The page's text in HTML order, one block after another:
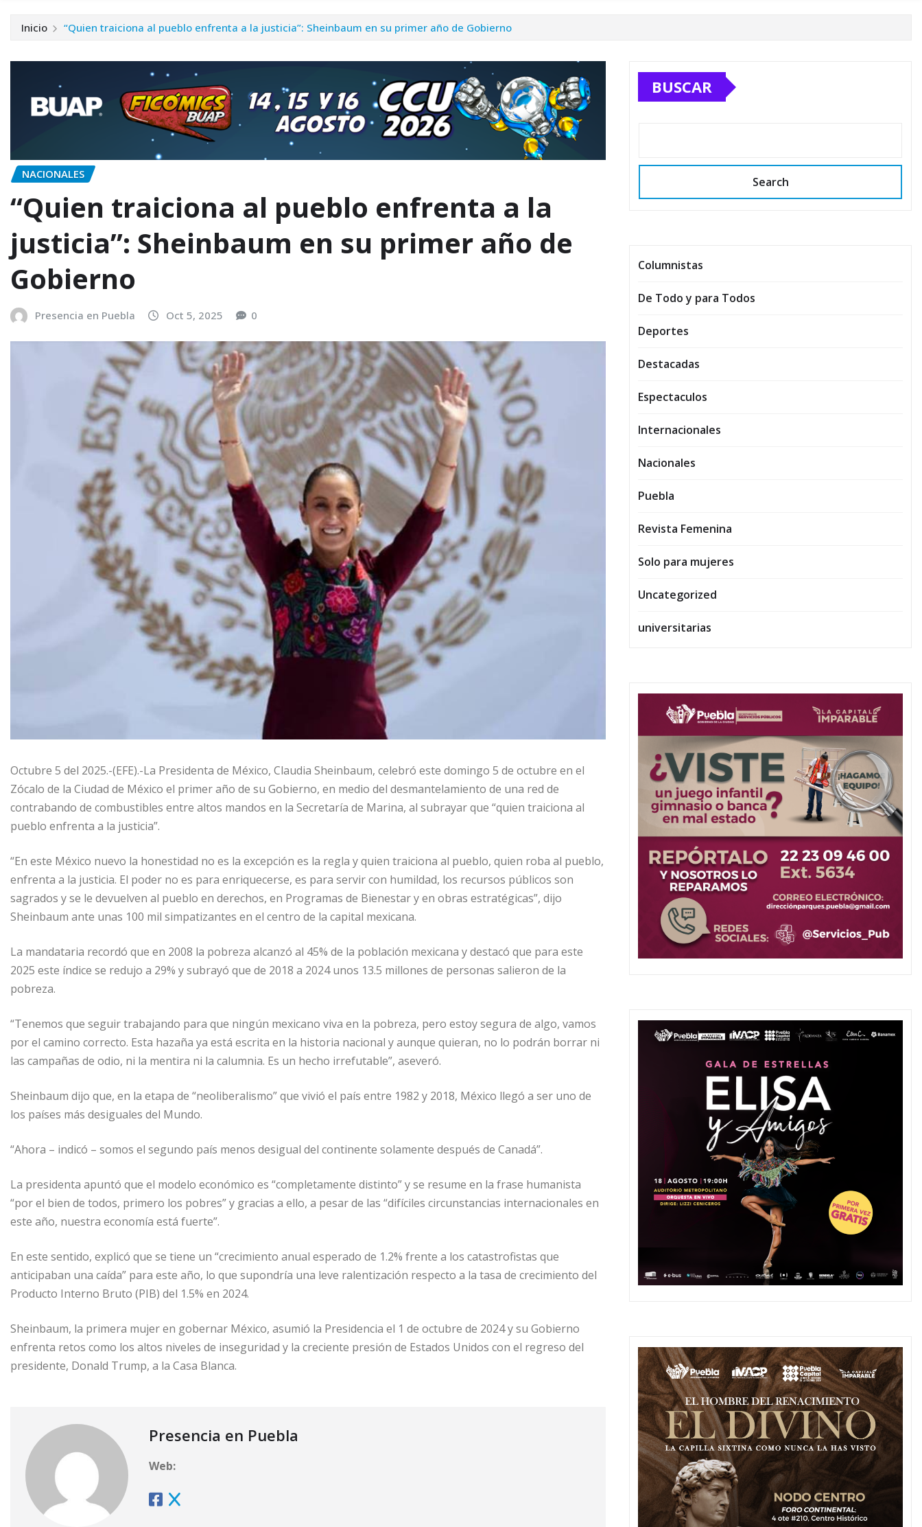
Inicio “Quien traiciona al pueblo enfrenta a la justicia”: Sheinbaum en su primer año de Gobierno
NACIONALES
“Quien traiciona al pueblo enfrenta a la
justicia”: Sheinbaum en su primer año de
Gobierno
Presencia en Puebla Oct 5, 2025 0
Octubre 5 del 2025.-(EFE).-La Presidenta de México, Claudia Sheinbaum, celebró este domingo 5 de octubre en el
Zócalo de la Ciudad de México el primer año de su Gobierno, en medio del desmantelamiento de una red de
contrabando de combustibles entre altos mandos en la Secretaría de Marina, al subrayar que “quien traiciona al
pueblo enfrenta a la justicia”.
“En este México nuevo la honestidad no es la excepción es la regla y quien traiciona al pueblo, quien roba al pueblo,
enfrenta a la justicia. El poder no es para enriquecerse, es para servir con humildad, los recursos públicos son
sagrados y se le devuelven al pueblo en derechos, en Programas de Bienestar y en obras estratégicas”, dijo
Sheinbaum ante unas 100 mil simpatizantes en el centro de la capital mexicana.
La mandataria recordó que en 2008 la pobreza alcanzó al 45% de la población mexicana y destacó que para este
2025 este índice se redujo a 29% y subrayó que de 2018 a 2024 unos 13.5 millones de personas salieron de la
pobreza.
“Tenemos que seguir trabajando para que ningún mexicano viva en la pobreza, pero estoy segura de algo, vamos
por el camino correcto. Esta hazaña ya está escrita en la historia nacional y aunque quieran, no lo podrán borrar ni
las campañas de odio, ni la mentira ni la calumnia. Es un hecho irrefutable”, aseveró.
Sheinbaum dijo que, en la etapa de “neoliberalismo” que vivió el país entre 1982 y 2018, México llegó a ser uno de
los países más desiguales del Mundo.
“Ahora – indicó – somos el segundo país menos desigual del continente solamente después de Canadá”.
La presidenta apuntó que el modelo económico es “completamente distinto” y se resume en la frase humanista
“por el bien de todos, primero los pobres” y gracias a ello, a pesar de las “difíciles circunstancias internacionales en
este año, nuestra economía está fuerte”.
En este sentido, explicó que se tiene un “crecimiento anual esperado de 1.2% frente a los catastrofistas que
anticipaban una caída” para este año, lo que supondría una leve ralentización respecto a la tasa de crecimiento del
Producto Interno Bruto (PIB) del 1.5% en 2024.
Sheinbaum, la primera mujer en gobernar México, asumió la Presidencia el 1 de octubre de 2024 y su Gobierno
enfrenta retos como los altos niveles de inseguridad y la creciente presión de Estados Unidos con el regreso del
presidente, Donald Trump, a la Casa Blanca.
Presencia en Puebla
Web:
BUSCAR
Search
Columnistas
De Todo y para Todos
Deportes
Destacadas
Espectaculos
Internacionales
Nacionales
Puebla
Revista Femenina
Solo para mujeres
Uncategorized
universitarias